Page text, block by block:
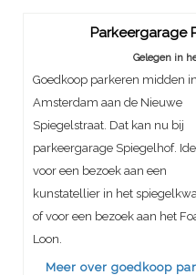
Parkeergarage
Gelegen in
Goedkoop parkeren midden in
Amsterdam aan de Nieuwe
Spiegelstraat. Dat kan nu bij
parkeergarage Spiegelhof.
voor een bezoek aan een
kunstatellier in het
of voor een bezoek aan het
Loon.
Meer over goedkoop